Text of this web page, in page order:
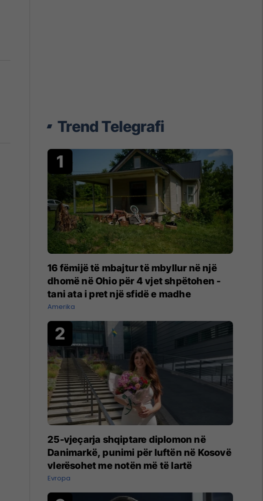
Trend Telegrafi
16 fëmijë të mbajtur të mbyllur në një
dhomë në Ohio për 4 vjet shpëtohen -
tani ata i pret një sfidë e madhe
Amerika
25-vjeçarja shqiptare diplomon në
Danimarkë, punimi për luftën në Kosovë
vlerësohet me notën më të lartë
Evropa